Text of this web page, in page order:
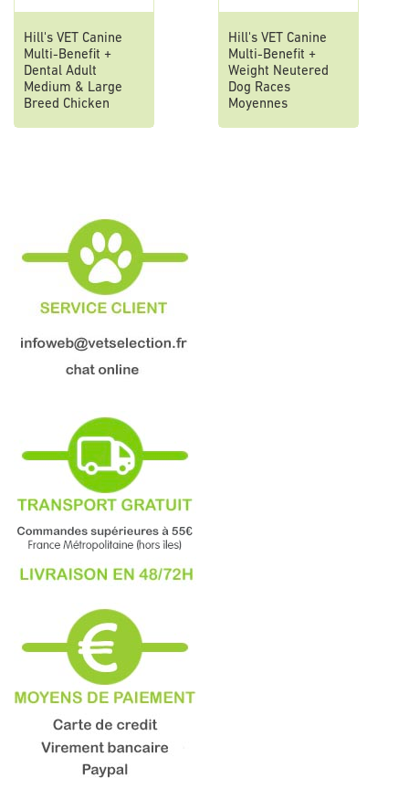
Hill's VET Canine
Multi-Benefit +
Dental Adult
Medium & Large
Breed Chicken
Hill's VET Canine
Multi-Benefit +
Weight Neutered
Dog Races
Moyennes